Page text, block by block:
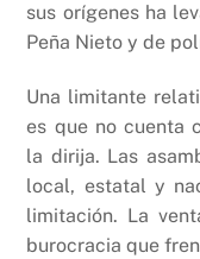
sus orígenes ha
Peña Nieto y de
Una limitante
es que no cuenta
la dirija. Las
local, estatal y
limitación. La
burocracia que